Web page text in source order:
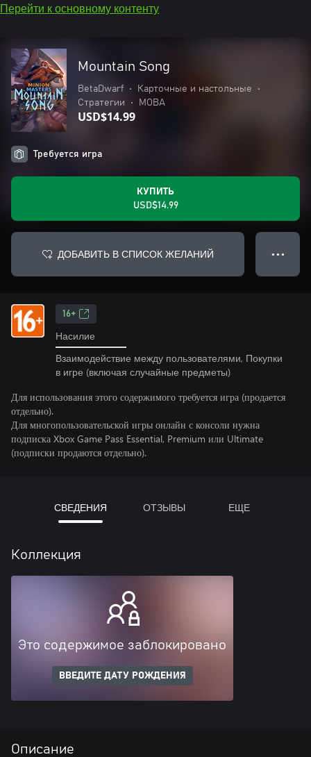
Перейти к основному контенту
Mountain Song
BetaDwarf • Карточные и настольные
•
Стратегии
• MOBA
USD$14.99
Требуется игра
КУПИТЬ
USD$14.99
ДОБАВИТЬ В СПИСОК ЖЕЛАНИЙ ● ● ●
16+
Насилие
Взаимодействие между пользователями, Покупки
в игре (включая случайные предметы)
Для использования этого содержимого требуется игра (продается
отдельно).
Для многопользовательской игры онлайн с консоли нужна
подписка Xbox Game Pass Essential, Premium или Ultimate
(подписки продаются отдельно).
СВЕДЕНИЯ ОТЗЫВЫ ЕЩЕ
Коллекция
Это содержимое заблокировано
ВВЕДИТЕ ДАТУ РОЖДЕНИЯ
Описание